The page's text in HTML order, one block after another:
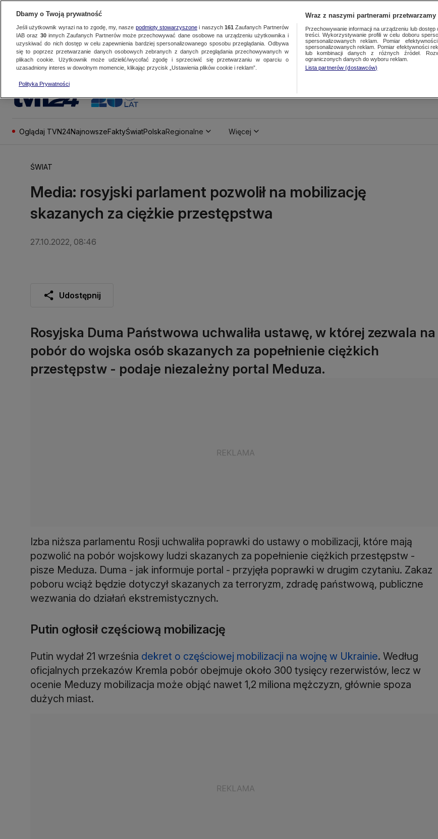
Oglądaj TVN24NajnowszeFaktyŚwiatPolskaRegionalne Więcej
ŚWIAT
Media: rosyjski parlament pozwolił na mobilizację
skazanych za ciężkie przestępstwa
27.10.2022, 08:46
Udostępnij
Rosyjska Duma Państwowa uchwaliła ustawę, w której zezwala na
pobór do wojska osób skazanych za popełnienie ciężkich
przestępstw - podaje niezależny portal Meduza.
Izba niższa parlamentu Rosji uchwaliła poprawki do ustawy o mobilizacji, które mają
pozwolić na pobór wojskowy ludzi skazanych za popełnienie ciężkich przestępstw -
pisze Meduza. Duma - jak informuje portal - przyjęła poprawki w drugim czytaniu. Zakaz
poboru wciąż będzie dotyczył skazanych za terroryzm, zdradę państwową, publiczne
wezwania do działań ekstremistycznych.
Putin ogłosił częściową mobilizację
Putin wydał 21 września dekret o częściowej mobilizacji na wojnę w Ukrainie. Według
oficjalnych przekazów Kremla pobór obejmuje około 300 tysięcy rezerwistów, lecz w
ocenie Meduzy mobilizacja może objąć nawet 1,2 miliona mężczyzn, głównie spoza
dużych miast.
Dbamy o Twoją prywatność
Jeśli użytkownik wyrazi na to zgodę, my, nasze podmioty stowarzyszonei naszych 161 Zaufanych Partnerów
IAB oraz 30innych Zaufanych Partnerów może przechowywać dane osobowe na urządzeniu użytkownika i
uzyskiwać do nich dostęp w celu zapewnienia bardziej spersonalizowanego sposobu przeglądania. Odbywa
się to poprzez przetwarzanie danych osobowych zebranych z danych przeglądania przechowywanych w
plikach cookie. Użytkownik może udzielić/wycofać zgodę i sprzeciwić się przetwarzaniu w oparciu o
uzasadniony interes w dowolnym momencie, klikając przycisk „Ustawienia plików cookie i reklam”.
Polityka Prywatności
Wraz z naszymi partnerami
Przechowywanie informacji na urządzeniu lub
treści. Wykorzystywanie profili w celu doboru
spersonalizowanych reklam. Pomiar
spersonalizowanych reklam. Pomiar efektywności
lub kombinacji danych z różnych źródeł.
ograniczonych danych do wyboru reklam.
Lista partnerów (dostawców)